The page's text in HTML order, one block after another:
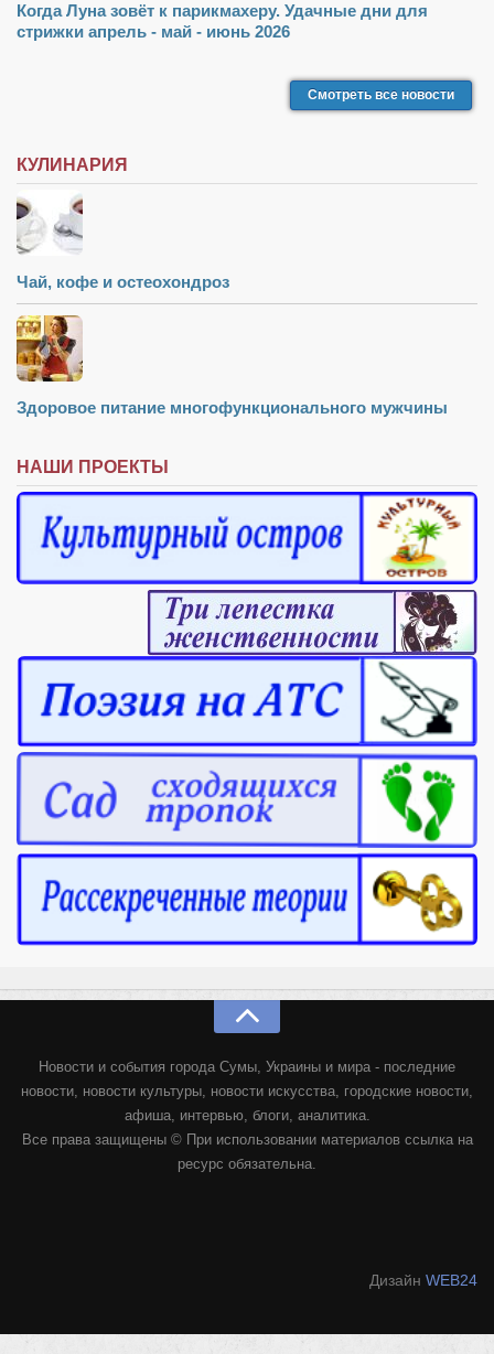
Когда Луна зовёт к парикмахеру. Удачные дни для
стрижки апрель - май - июнь 2026
Смотреть все новости
КУЛИНАРИЯ
Чай, кофе и остеохондроз
Здоровое питание многофункционального мужчины
НАШИ ПРОЕКТЫ
Новости и события города Сумы, Украины и мира - последние
новости, новости культуры, новости искусства, городские новости,
афиша, интервью, блоги, аналитика.
Все права защищены © При использовании материалов ссылка на
ресурс обязательна.
Дизайн WEB24